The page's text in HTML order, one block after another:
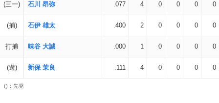
(三一) 石川 昂弥 .077 4 0 0 0 0
(捕) 石伊 雄太 .400 2 0 0 0 0
打捕 味谷 大誠 .000 1 0 0 0 0
(遊) 新保 茉良 .111 4 0 0 0 0
()：先発